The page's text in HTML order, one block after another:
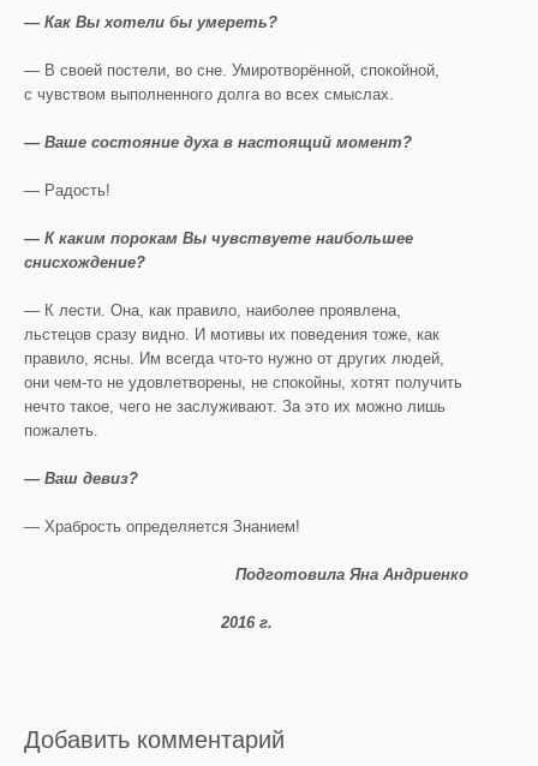
— Как Вы хотели бы умереть?
— В своей постели, во сне. Умиротворённой, спокойной,
с чувством выполненного долга во всех смыслах.
— Ваше состояние духа в настоящий момент?
— Радость!
— К каким порокам Вы чувствуете наибольшее
снисхождение?
— К лести. Она, как правило, наиболее проявлена,
льстецов сразу видно. И мотивы их поведения тоже, как
правило, ясны. Им всегда что-то нужно от других людей,
они чем-то не удовлетворены, не спокойны, хотят получить
нечто такое, чего не заслуживают. За это их можно лишь
пожалеть.
— Ваш девиз?
— Храбрость определяется Знанием!
Подготовила Яна Андриенко
2016 г.
Добавить комментарий